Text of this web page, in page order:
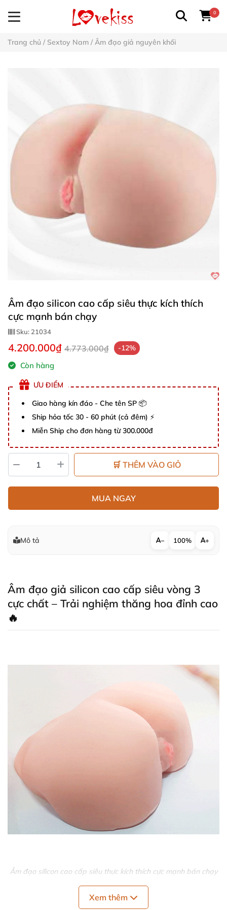
0
Trang chủ / Sextoy Nam / Âm đạo giả nguyên khối
Âm đạo silicon cao cấp siêu thực kích thích
cực mạnh bán chạy
Sku: 21034
4.200.000₫ 4.773.000₫ -12%
Còn hàng
ƯU ĐIỂM
Giao hàng kín đáo - Che tên SP 📦
Ship hỏa tốc 30 - 60 phút (cả đêm) ⚡
Miễn Ship cho đơn hàng từ 300.000đ
🛒 THÊM VÀO GIỎ
MUA NGAY
Mô tả − 100% +
Âm đạo giả silicon cao cấp siêu vòng 3
cực chất – Trải nghiệm thăng hoa đỉnh cao
🔥
Âm đạo silicon cao cấp siêu thực kích thích cực mạnh bán chạy
Âm đạo giả silicon cao cấp DC53B là lựa chọn hoàn
Xem thêm